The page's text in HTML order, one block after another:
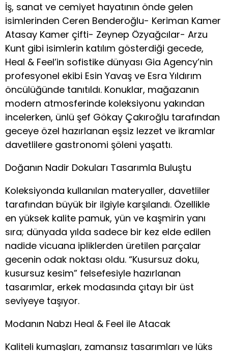
İş, sanat ve cemiyet hayatının önde gelen
isimlerinden Ceren Benderoğlu- Keriman Kamer
Atasay Kamer çifti- Zeynep Özyağcılar- Arzu
Kunt gibi isimlerin katılım gösterdiği gecede,
Heal & Feel’in sofistike dünyası Gia Agency’nin
profesyonel ekibi Esin Yavaş ve Esra Yıldırım
öncülüğünde tanıtıldı. Konuklar, mağazanın
modern atmosferinde koleksiyonu yakından
incelerken, ünlü şef Gökay Çakıroğlu tarafından
geceye özel hazırlanan eşsiz lezzet ve ikramlar
davetlilere gastronomi şöleni yaşattı.
Doğanın Nadir Dokuları Tasarımla Buluştu
Koleksiyonda kullanılan materyaller, davetliler
tarafından büyük bir ilgiyle karşılandı. Özellikle
en yüksek kalite pamuk, yün ve kaşmirin yanı
sıra; dünyada yılda sadece bir kez elde edilen
nadide vicuana ipliklerden üretilen parçalar
gecenin odak noktası oldu. “Kusursuz doku,
kusursuz kesim” felsefesiyle hazırlanan
tasarımlar, erkek modasında çıtayı bir üst
seviyeye taşıyor.
Modanın Nabzı Heal & Feel ile Atacak
Kaliteli kumaşları, zamansız tasarımları ve lüks